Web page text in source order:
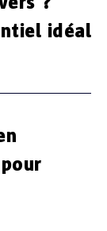
idéal